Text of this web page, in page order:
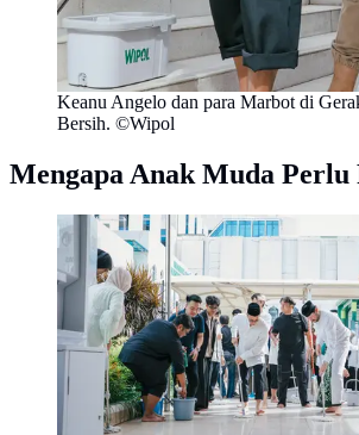
Keanu Angelo dan para Marbot di
Bersih. ©Wipol
Mengapa Anak Muda Perlu